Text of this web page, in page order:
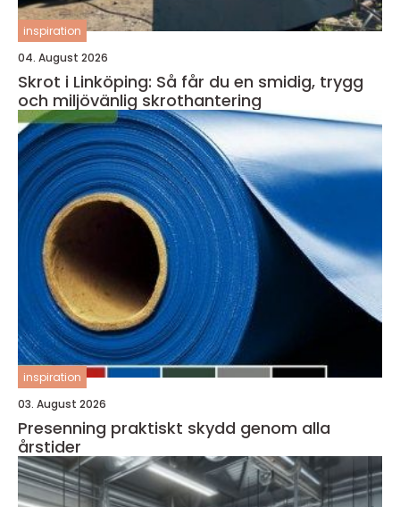
inspiration
04. August 2026
Skrot i Linköping: Så får du en smidig, trygg
och miljövänlig skrothantering
inspiration
03. August 2026
Presenning praktiskt skydd genom alla
årstider